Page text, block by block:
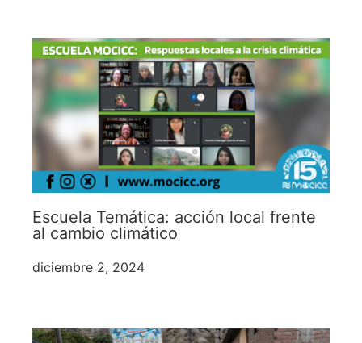
Escuela Temática: acción local frente
al cambio climático
diciembre 2, 2024